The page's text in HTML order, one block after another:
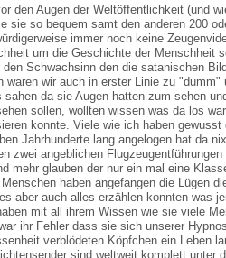
den Augen der Weltöffentlichkeit (und
so bequem samt den anderen 200
immer noch keine
um die Geschichte der Menschheit
Schwachsinn den die satanischen
wir auch in erster Linie zu
da sie Augen hatten zum sehen
sollen, wollten wissen was da los
konnte. Viele wie ich haben gewusst
Jahrhunderte lang angelogen hat da
zwei angeblichen
mehr glauben der nur ein mal eine
haben angefangen die Lügen
aber auch alles erzählen konnten was
mit all ihrem Wissen wie sie viele
ihr Fehler dass sie sich unserer
verblödeten Köpfchen ein Leben
sind weltweit komplett unter